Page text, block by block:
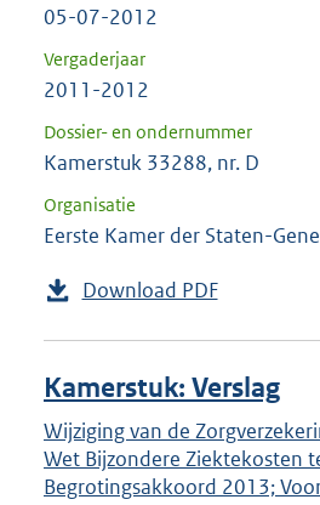
05-07-2012
Vergaderjaar
2011-2012
Dossier- en ondernummer
Kamerstuk 33288, nr. D
Organisatie
Eerste Kamer der Staten-
Download PDF
Kamerstuk: Verslag
Wijziging van de
Wet Bijzondere Ziektekosten
Begrotingsakkoord 2013;